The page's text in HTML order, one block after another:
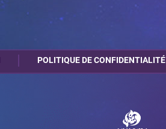
POLITIQUE DE CONFIDENTIALITÉ